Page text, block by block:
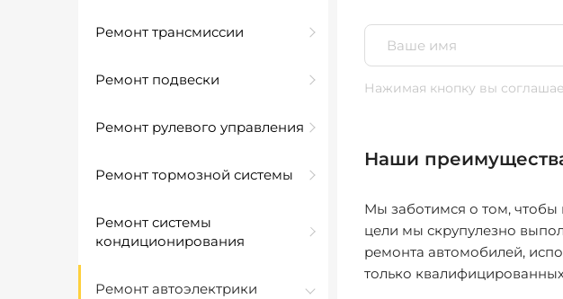
Ремонт трансмиссии
Ремонт подвески
Ремонт рулевого управления
Ремонт тормозной системы
Ремонт системы
кондиционирования
Ремонт автоэлектрики
Нажимая кнопку вы
Наши
Мы заботимся о том, чтобы
цели мы скрупулезно
ремонта автомобилей,
только